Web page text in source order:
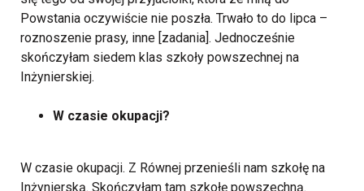
Powstania oczywiście nie poszła. Trwało to do lipca –
roznoszenie prasy, inne [zadania]. Jednocześnie
skończyłam siedem klas szkoły powszechnej na
Inżynierskiej.
W czasie okupacji?
W czasie okupacji. Z Równej przenieśli nam szkołę na
Inżynierską. Skończyłam tam szkołę powszechną.